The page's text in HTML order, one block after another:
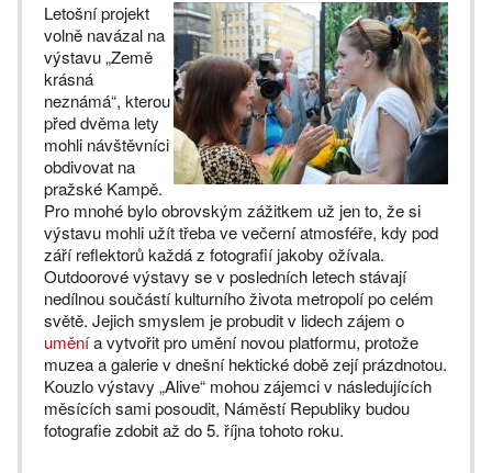
Letošní projekt
volně navázal na
výstavu „Země
krásná
neznámá“, kterou
před dvěma lety
mohli návštěvníci
obdivovat na
pražské Kampě.
Pro mnohé bylo obrovským zážitkem už jen to, že si
výstavu mohli užít třeba ve večerní atmosféře, kdy pod
září reflektorů každá z fotografií jakoby ožívala.
Outdoorové výstavy se v posledních letech stávají
nedílnou součástí kulturního života metropolí po celém
světě. Jejich smyslem je probudit v lidech zájem o
uměnía vytvořit pro umění novou platformu, protože
muzea a galerie v dnešní hektické době zejí prázdnotou.
Kouzlo výstavy „Alive“ mohou zájemci v následujících
měsících sami posoudit, Náměstí Republiky budou
fotografie zdobit až do 5. října tohoto roku.